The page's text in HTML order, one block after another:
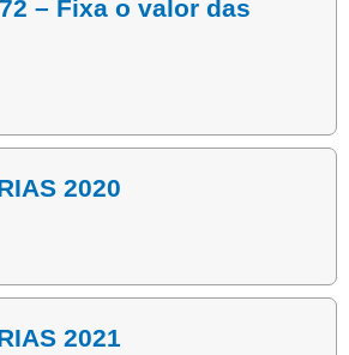
– Fixa o valor das
2020
2021